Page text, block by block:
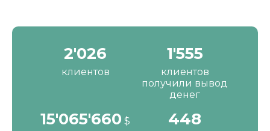
2'190
клиентов
1'680
клиентов
получили вывод
денег
16'287'200 $
484